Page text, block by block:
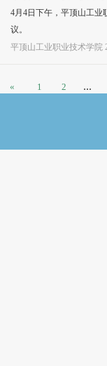
4月4日下午，平顶山工
议。
平顶山工业职业技术学院
« 1 2 ...